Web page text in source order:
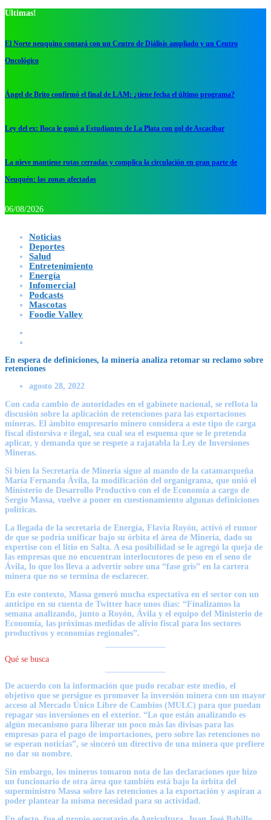
Ultimas!
El Norte neuquino contará con un Centro de Diálisis ampliado y un Centro
Oncológico
Ángel de Brito confirmó el final de LAM: ¿tiene fecha el último programa?
Ley del ex: Boca le ganó a Estudiantes de La Plata con gol de Ascacibar
La nieve mantiene rutas cerradas y complica la circulación en gran parte de
Neuquén: las zonas afectadas
06/08/2026
Noticias
Deportes
Salud
Entretenimiento
Energía
Infomercial
Podcasts
Mascotas
Foodie Valley
En espera de definiciones, la minería analiza retomar su reclamo sobre
retenciones
agosto 28, 2022
Con cada cambio de autoridades en el gabinete nacional, se reflota la
discusión sobre la aplicación de retenciones para las exportaciones
mineras. El ámbito empresario minero considera a este tipo de carga
fiscal distorsiva e ilegal, sea cual sea el esquema que se le pretenda
aplicar, y demanda que se respete a rajatabla la Ley de Inversiones
Mineras.
Si bien la Secretaría de Minería sigue al mando de la catamarqueña
María Fernanda Ávila, la modificación del organigrama, que unió el
Ministerio de Desarrollo Productivo con el de Economía a cargo de
Sergio Massa, vuelve a poner en cuestionamiento algunas definiciones
políticas.
La llegada de la secretaria de Energía, Flavia Royón, activó el rumor
de que se podría unificar bajo su órbita el área de Minería, dado su
expertise con el litio en Salta. A esa posibilidad se le agregó la queja de
las empresas que no encuentran interlocutores de peso en el seno de
Ávila, lo que los lleva a advertir sobre una “fase gris” en la cartera
minera que no se termina de esclarecer.
En este contexto, Massa generó mucha expectativa en el sector con un
anticipo en su cuenta de Twitter hace unos días: “Finalizamos la
semana analizando, junto a Royón, Ávila y el equipo del Ministerio de
Economía, las próximas medidas de alivio fiscal para los sectores
productivos y economías regionales”.
Qué se busca
De acuerdo con la información que pudo recabar este medio, el
objetivo que se persigue es promover la inversión minera con un mayor
acceso al Mercado Único Libre de Cambios (MULC) para que puedan
repagar sus inversiones en el exterior. “Lo que están analizando es
algún mecanismo para liberar un poco más las divisas para las
empresas para el pago de importaciones, pero sobre las retenciones no
se esperan noticias”, se sinceró un directivo de una minera que prefiere
no dar su nombre.
Sin embargo, los mineros tomaron nota de las declaraciones que hizo
un funcionario de otra área que también está bajo la órbita del
superministro Massa sobre las retenciones a la exportación y aspiran a
poder plantear la misma necesidad para su actividad.